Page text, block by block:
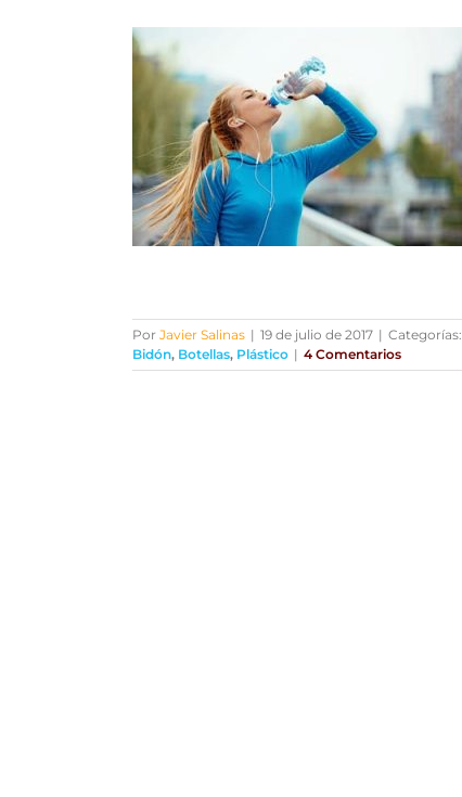
Por Javier Salinas | 19 de julio de 2017 | Categorías:
Bidón, Botellas, Plástico | 4 Comentarios